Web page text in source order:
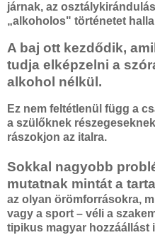
járnak, az
„alkoholos" történetet
A baj ott kezdődik,
tudja elképzelni a
alkohol nélkül.
Ez nem feltétlenül függ a
a szülőknek
rászokjon az italra.
Sokkal nagyobb
mutatnak mintát a
az olyan örömforrásokra,
vagy a sport – véli a
tipikus magyar hozzáállást